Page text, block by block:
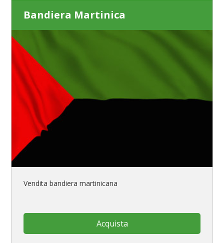
Bandiera Martinica
Vendita bandiera martinicana
Acquista